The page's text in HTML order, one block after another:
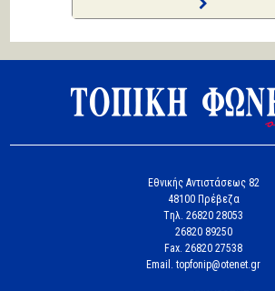
Εθνικής Αντιστάσεως 82
48100 Πρέβεζα
Tηλ. 26820 28053
26820 89250
Fax. 26820 27538
Email. topfonip@otenet.gr